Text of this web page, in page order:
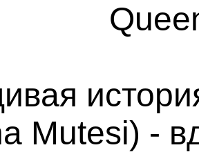
Mutesi) -